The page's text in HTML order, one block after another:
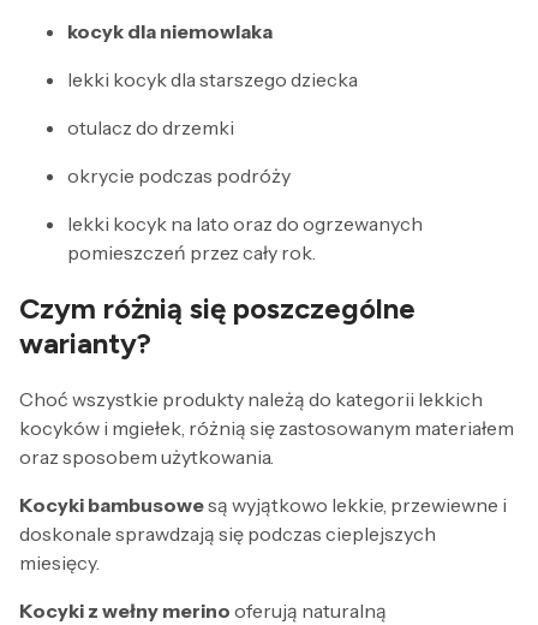
kocyk dla niemowlaka
lekki kocyk dla starszego dziecka
otulacz do drzemki
okrycie podczas podróży
lekki kocyk na lato oraz do ogrzewanych
pomieszczeń przez cały rok.
Czym różnią się poszczególne
warianty?
Choć wszystkie produkty należą do kategorii lekkich
kocyków i mgiełek, różnią się zastosowanym materiałem
oraz sposobem użytkowania.
Kocyki bambusowesą wyjątkowo lekkie, przewiewne i
doskonale sprawdzają się podczas cieplejszych
miesięcy.
Kocyki z wełny merino oferują naturalną